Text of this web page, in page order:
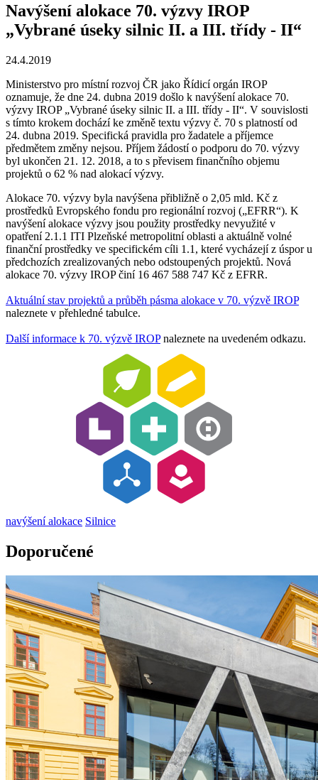
Navýšení alokace 70. výzvy IROP
„Vybrané úseky silnic II. a III. třídy - II“
24.4.2019
Ministerstvo pro místní rozvoj ČR jako Řídicí orgán IROP
oznamuje, že dne 24. dubna 2019 došlo k navýšení alokace 70.
výzvy IROP „Vybrané úseky silnic II. a III. třídy - II“. V souvislosti
s tímto krokem dochází ke změně textu výzvy č. 70 s platností od
24. dubna 2019. Specifická pravidla pro žadatele a příjemce
předmětem změny nejsou. Příjem žádostí o podporu do 70. výzvy
byl ukončen 21. 12. 2018, a to s převisem finančního objemu
projektů o 62 % nad alokací výzvy.
Alokace 70. výzvy byla navýšena přibližně o 2,05 mld. Kč z
prostředků Evropského fondu pro regionální rozvoj („EFRR“). K
navýšení alokace výzvy jsou použity prostředky nevyužité v
opatření 2.1.1 ITI Plzeňské metropolitní oblasti a aktuálně volné
finanční prostředky ve specifickém cíli 1.1, které vycházejí z úspor u
předchozích zrealizovaných nebo odstoupených projektů. Nová
alokace 70. výzvy IROP činí 16 467 588 747 Kč z EFRR.
Aktuální stav projektů a průběh pásma alokace v 70. výzvě IROP
naleznete v přehledné tabulce.
Další informace k 70. výzvě IROPnaleznete na uvedeném odkazu.
navýšení alokace Silnice
Doporučené